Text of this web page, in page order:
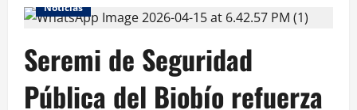
Noticias
Seremi de Seguridad
Pública del Biobío refuerza